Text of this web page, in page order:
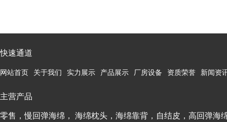
快速通道
网站首页 关于我们 实力展示 产品展示 厂房设备 资质荣誉 新闻资
主营产品
零售，慢回弹海绵， 海绵枕头，海绵靠背，自结皮，高回弹海